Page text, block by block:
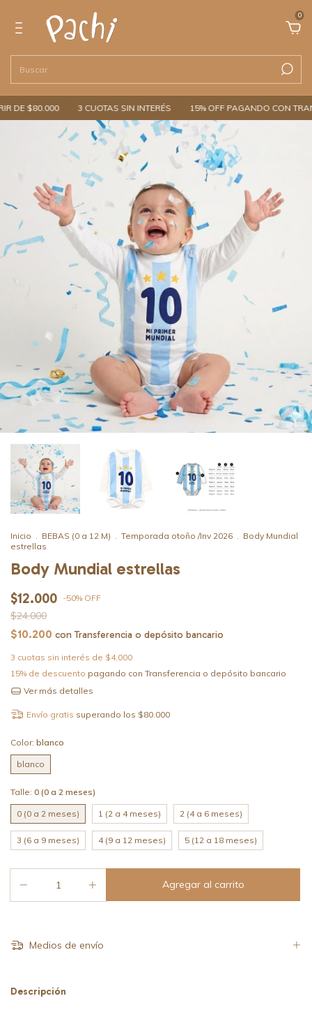
0
$80.000 3 CUOTAS SIN INTERÉS 15% OFF PAGANDO CON
Inicio . BEBAS (0 a 12 M) . Temporada otoño /Inv 2026 . Body Mundial
estrellas
Body Mundial estrellas
$12.000 -50% OFF
$24.000
$10.200 con Transferencia o depósito bancario
3 cuotas sin interés de $4.000
15% de descuento pagando con Transferencia o depósito bancario
Ver más detalles
Envío gratis superando los $80.000
Color: blanco
blanco
Talle: 0 (0 a 2 meses)
0 (0 a 2 meses) 1 (2 a 4 meses) 2 (4 a 6 meses)
3 (6 a 9 meses) 4 (9 a 12 meses) 5 (12 a 18 meses)
Medios de envío
Descripción